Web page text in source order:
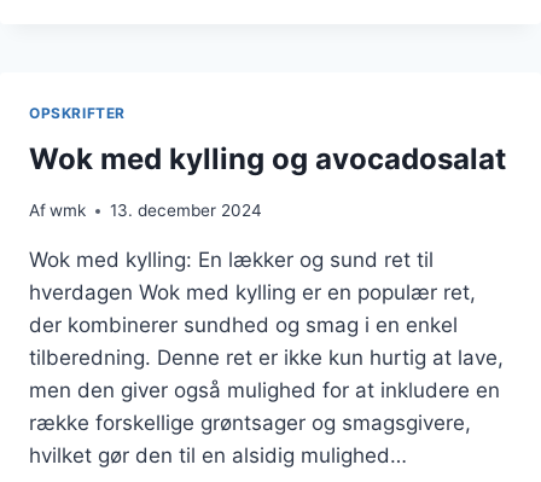
FARVERIGT
MÅLTID
OPSKRIFTER
Wok med kylling og avocadosalat
Afwmk 13. december 2024
Wok med kylling: En lækker og sund ret til
hverdagen Wok med kylling er en populær ret,
der kombinerer sundhed og smag i en enkel
tilberedning. Denne ret er ikke kun hurtig at lave,
men den giver også mulighed for at inkludere en
række forskellige grøntsager og smagsgivere,
hvilket gør den til en alsidig mulighed…